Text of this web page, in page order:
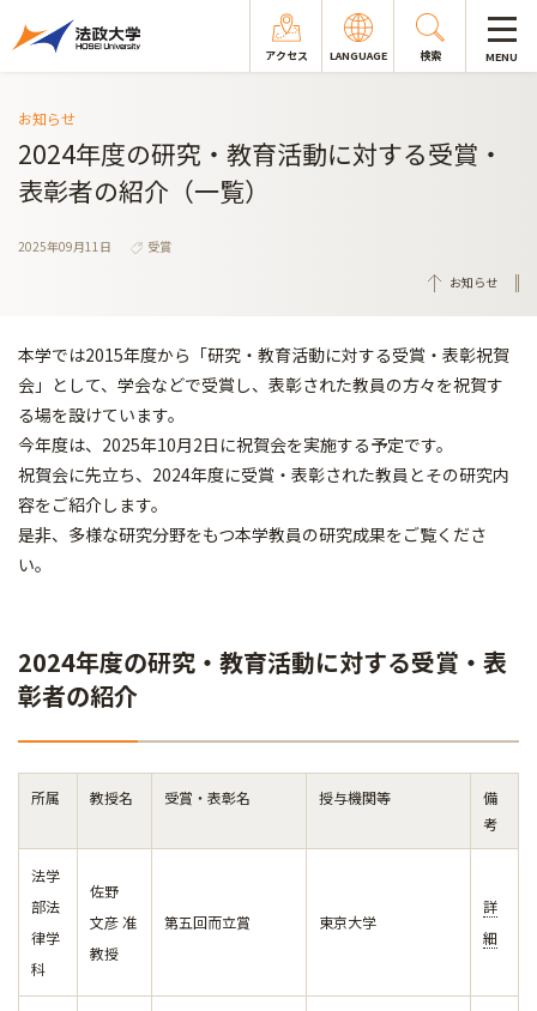
アクセス LANGUAGE 検索 MENU
お知らせ
2024年度の研究・教育活動に対する受賞・
表彰者の紹介（一覧）
2025年09月11日
受賞
お知らせ
本学では2015年度から「研究・教育活動に対する受賞・表彰祝賀
会」として、学会などで受賞し、表彰された教員の方々を祝賀す
る場を設けています。
今年度は、2025年10月2日に祝賀会を実施する予定です。
祝賀会に先立ち、2024年度に受賞・表彰された教員とその研究内
容をご紹介します。
是非、多様な研究分野をもつ本学教員の研究成果をご覧くださ
い。
2024年度の研究・教育活動に対する受賞・表
彰者の紹介
所属 教授名 受賞・表彰名 授与機関等
備
考
法学
部法
律学
科
佐野
文彦 准
教授
第五回而立賞 東京大学
詳
細